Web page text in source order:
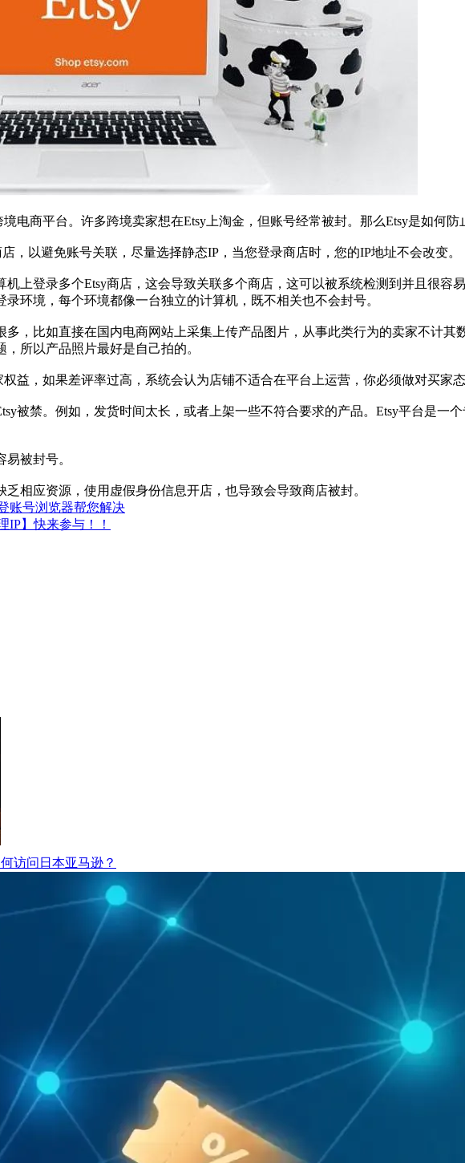
商平台。许多跨境卖家想在Etsy上淘金，但账号经常被封。那么Etsy是如何防
以避免账号关联，尽量选择静态IP，当您登录商店时，您的IP地址不会改变。
登录多个Etsy商店，这会导致关联多个商店，这可以被系统检测到并且很容
录环境，每个环境都像一台独立的计算机，既不相关也不会封号。
比如直接在国内电商网站上采集上传产品图片，从事此类行为的卖家不计其
所以产品照片最好是自己拍的。
，如果差评率过高，系统会认为店铺不适合在平台上运营，你必须做对买家态
禁。例如，发货时间太长，或者上架一些不符合要求的产品。Etsy平台是一
被封号。
应资源，使用虚假身份信息开店，也导致会导致商店被封。
账号浏览器帮您解决
IP】快来参与！！
访问日本亚马逊？